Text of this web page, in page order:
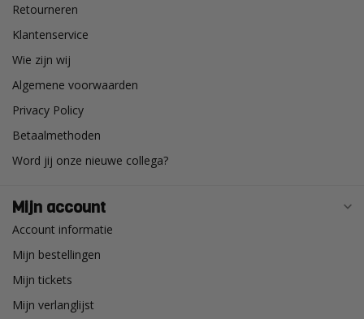
Retourneren
Klantenservice
Wie zijn wij
Algemene voorwaarden
Privacy Policy
Betaalmethoden
Word jij onze nieuwe collega?
Mijn account
Account informatie
Mijn bestellingen
Mijn tickets
Mijn verlanglijst